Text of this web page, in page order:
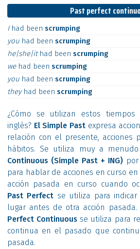
Past perfect
I had been scrumping
you had been scrumping
he|she|it had been scrumping
we had been scrumping
you had been scrumping
they had been scrumping
¿Cómo se utilizan estos tiempos
inglés? El Simple Past expresa
relación con el presente, acciones
hábitos. Se utiliza muy a
Continuous (Simple Past + ING)
para hablar de acciones en curso
acción pasada en curso cuando
Past Perfect se utiliza para
lugar antes de otra acción
Perfect Continuous se utiliza para
continua en el pasado que
pasada.